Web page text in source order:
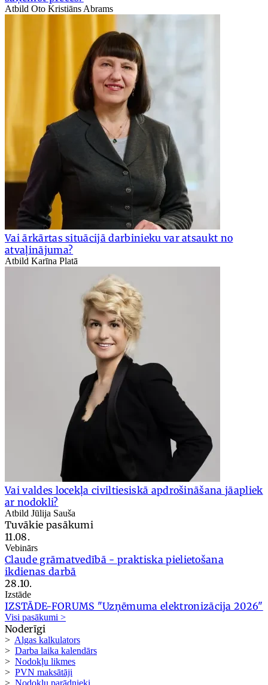
Atbild Oto Kristiāns Abrams
Vai ārkārtas situācijā darbinieku var atsaukt no
atvaļinājuma?
Atbild Karīna Platā
Vai valdes locekļa civiltiesiskā apdrošināšana jāapliek
ar nodokli?
Atbild Jūlija Sauša
Tuvākie pasākumi
11.08.
Vebinārs
Claude grāmatvedībā - praktiska pielietošana
ikdienas darbā
28.10.
Izstāde
IZSTĀDE-FORUMS "Uzņēmuma elektronizācija 2026"
Visi pasākumi >
Noderīgi
> Algas kalkulators
> Darba laika kalendārs
> Nodokļu likmes
> PVN maksātāji